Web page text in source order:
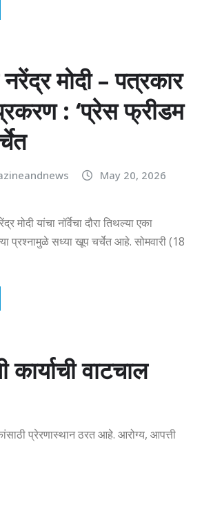
मोदी – पत्रकार
: ‘प्रेस फ्रीडम
May 20, 2026
मोदी यांचा नॉर्वेचा दौरा तिथल्या एका
प्रश्नामुळे सध्या खूप चर्चेत आहे. सोमवारी (18
वाटचाल
प्रेरणास्थान ठरत आहे. आरोग्य, आपत्ती